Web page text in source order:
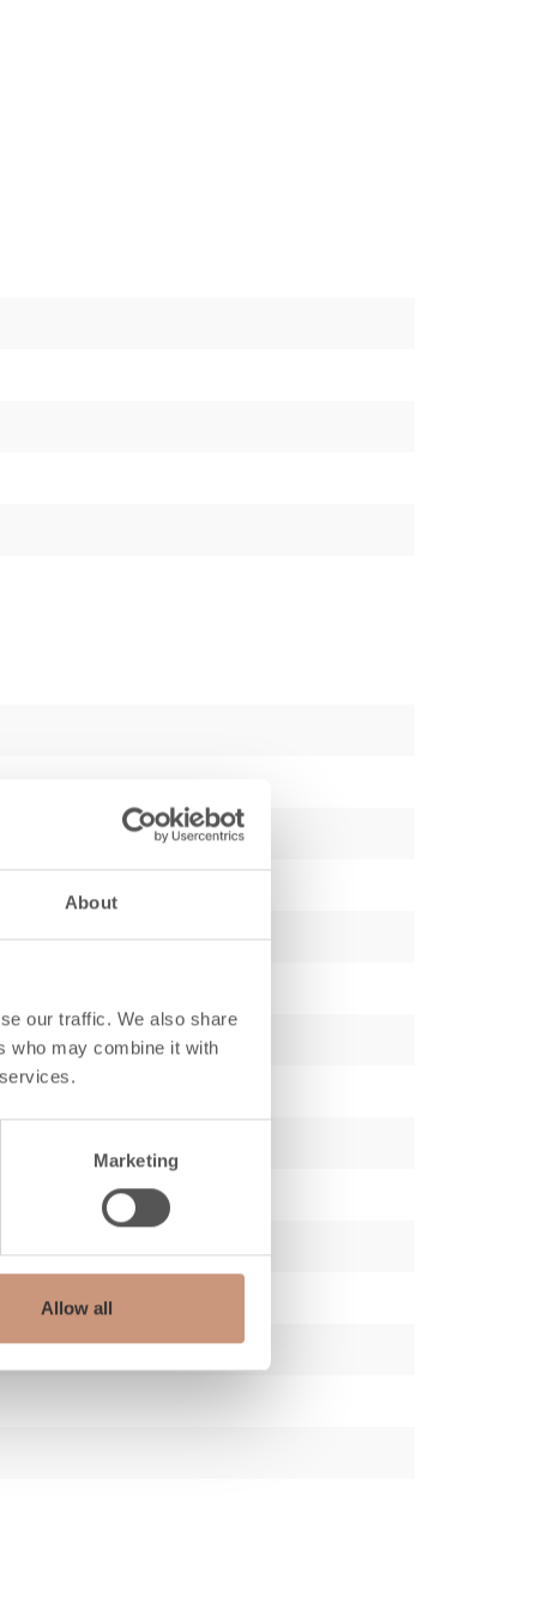
About
our traffic. We also share
who may combine it with
Marketing
Allow all